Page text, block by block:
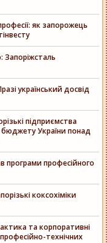
як запорожець
Запоріжсталь
український досвід
підприємства
бюджету України понад
програми професійного
коксохіміки
та корпоративні
технічних